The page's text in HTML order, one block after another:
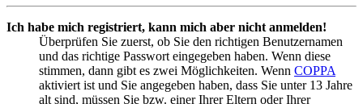
Ich habe mich registriert, kann mich aber nicht anmelden!
Überprüfen Sie zuerst, ob Sie den richtigen Benutzernamen
und das richtige Passwort eingegeben haben. Wenn diese
stimmen, dann gibt es zwei Möglichkeiten. Wenn COPPA
aktiviert ist und Sie angegeben haben, dass Sie unter 13 Jahre
alt sind, müssen Sie bzw. einer Ihrer Eltern oder Ihrer